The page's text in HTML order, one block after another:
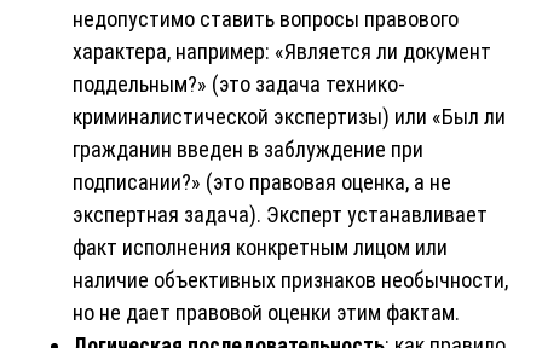
недопустимо ставить вопросы правового
характера, например: «Является ли документ
поддельным?» (это задача технико-
криминалистической экспертизы) или «Был ли
гражданин введен в заблуждение при
подписании?» (это правовая оценка, а не
экспертная задача). Эксперт устанавливает
факт исполнения конкретным лицом или
наличие объективных признаков необычности,
но не дает правовой оценки этим фактам.